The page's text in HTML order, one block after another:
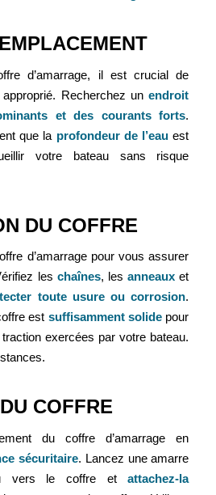
d’amarrage, il est crucial de
approprié. Recherchez unendroit
et des courants forts.
que la profondeur de l’eau est
votre bateau sans risque
DU COFFRE
d’amarrage pour vous assurer
les chaînes, lesanneaux et
toute usure ou corrosion.
est suffisamment solide pour
exercées par votre bateau.
COFFRE
du coffre d’amarrage en
sécuritaire. Lancez une amarre
vers le coffre etattachez-la